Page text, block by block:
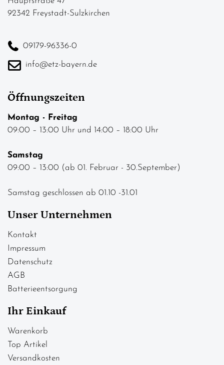
92342 Freystadt-Sulzkirchen
09179-96336-0
info@etz-bayern.de
Öffnungszeiten
Montag - Freitag
09:00 – 13:00 Uhr und 14:00 – 18:00 Uhr
Samstag
09:00 – 13:00 (ab 01. Februar - 30.September)
Samstag geschlossen ab 01.10 -31.01
Unser Unternehmen
Kontakt
Impressum
Datenschutz
AGB
Batterieentsorgung
Ihr Einkauf
Warenkorb
Top Artikel
Versandkosten